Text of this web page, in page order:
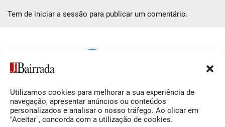
Utilizamos cookies para melhorar a sua experiência de
navegação, apresentar anúncios ou conteúdos
personalizados e analisar o nosso tráfego. Ao clicar em
"Aceitar", concorda com a utilização de cookies.
Tem de iniciar a sessão para publicar um comentário.
Siga-nos
Facebook
O Jornal da Bairrada
Contactos